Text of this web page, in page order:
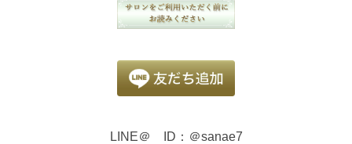
LINE＠ ID：＠sanae7